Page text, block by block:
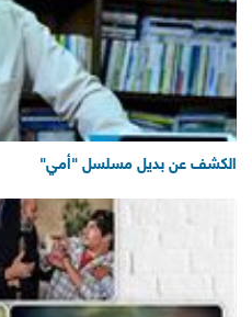
الكشف عن بديل مسلسل "أمي"